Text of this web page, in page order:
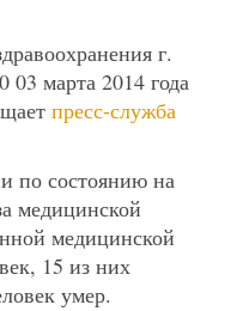
г.
03 марта 2014 года
пресс-служба
по состоянию на
медицинской
медицинской
15 из них
умер.